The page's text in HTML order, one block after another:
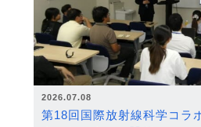
2026.07.08
第18回国際放射線科学コラ